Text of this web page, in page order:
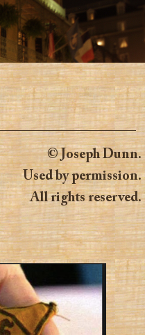
© Joseph Dunn.
Used by permission.
All rights reserved.